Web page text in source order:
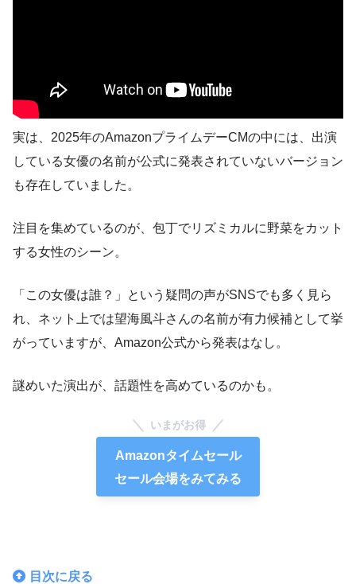
実は、2025年のAmazonプライムデーCMの中には、出演
している女優の名前が公式に発表されていないバージョン
も存在していました。
注目を集めているのが、包丁でリズミカルに野菜をカット
する女性のシーン。
「この女優は誰？」という疑問の声がSNSでも多く見ら
れ、ネット上では望海風斗さんの名前が有力候補として挙
がっていますが、Amazon公式から発表はなし。
謎めいた演出が、話題性を高めているのかも。
いまがお得
Amazonタイムセール
セール会場をみてみる
目次に戻る